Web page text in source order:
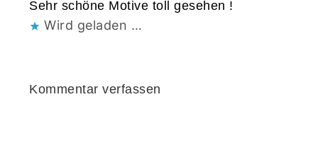
Sehr schöne Motive toll gesehen !
Wird geladen …
Kommentar verfassen